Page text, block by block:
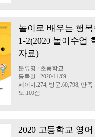
놀이로 배우는 행
1-2(2020 놀이수업
자료)
분류명 : 초등학교
등록일 : 2020/11/09
페이지:274, 방문:60,798, 만족
도:100점
2020 고등학교 영